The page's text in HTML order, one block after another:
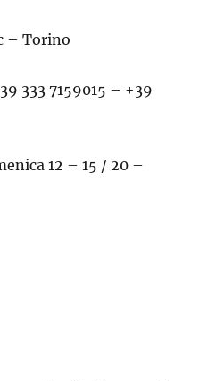
– Torino
333 7159015 – +39
12 – 15 / 20 –